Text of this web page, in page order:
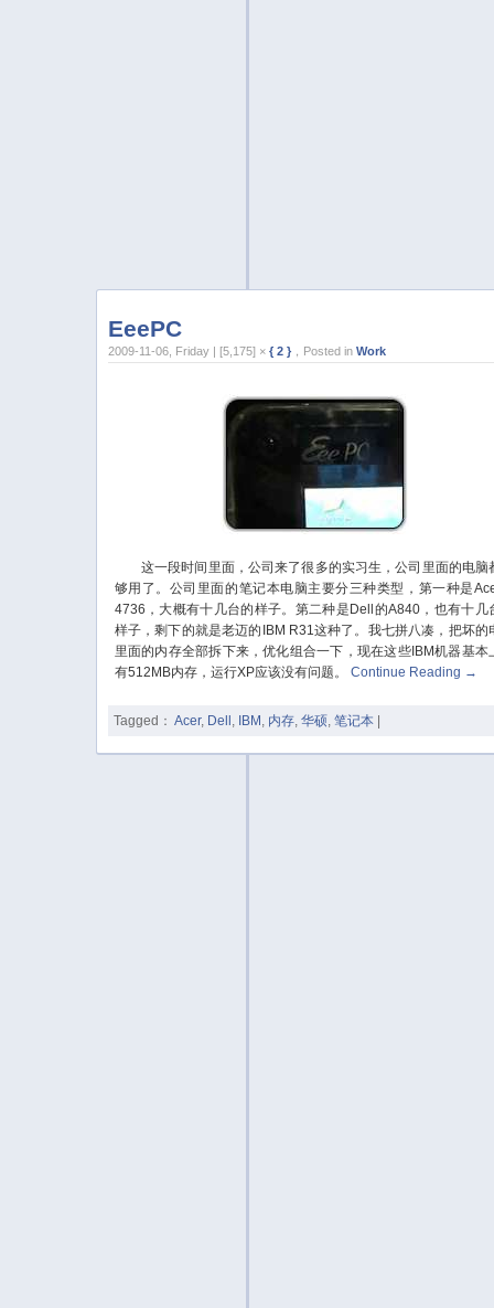
EeePC
2009-11-06, Friday | [5,175] ×{ 2 } ，Posted inWork
这一段时间里面，公司来了很多的实习生，公司里面的电脑
够用了。公司里面的笔记本电脑主要分三种类型，第一种是
4736，大概有十几台的样子。第二种是Dell的A840，也有十几
样子，剩下的就是老迈的IBM R31这种了。我七拼八凑，把坏的
里面的内存全部拆下来，优化组合一下，现在这些IBM机器基本
有512MB内存，运行XP应该没有问题。
Continue Reading →
Tagged： Acer, Dell IBM 内存 ,华硕 ,笔记本 |